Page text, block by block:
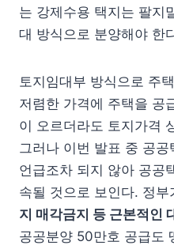
는 강제수용 택지는 팔지
대 방식으로 분양해야 한
토지임대부 방식으로 주
저렴한 가격에 주택을 공
이 오르더라도 토지가격
그러나 이번 발표 중 공
언급조차 되지 않아 공공
속될 것으로 보인다. 정부
지 매각금지 등 근본적인
공공분양 50만호 공급도